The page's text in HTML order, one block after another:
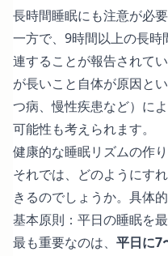
長時間睡眠にも注意が必要
一方で、9時間以上の長
連することが報告されて
が長いこと自体が原因と
つ病、慢性疾患など）に
可能性も考えられます。
健康的な睡眠リズムの作
それでは、どのようにす
きるのでしょうか。具体
基本原則：平日の睡眠を
最も重要なのは、 平日に7